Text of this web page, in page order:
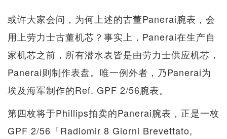
或许大家会问，为何上述的古董Panerai腕表，会
用上劳力士古董机芯？事实上，Panerai在生产自
家机芯之前，所有潜水表皆是由劳力士供应机芯，
Panerai则制作表盘。唯一例外者，乃Panerai为
埃及海军制作的Ref. GPF 2/56腕表。
第四枚将于Phillips拍卖的Panerai腕表，正是一枚
GPF 2/56「Radiomir 8 Giorni Brevettato,